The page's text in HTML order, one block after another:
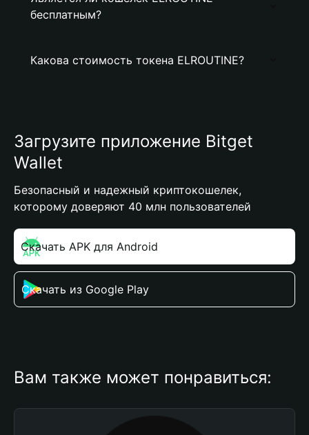
бесплатным?
Какова стоимость токена ELROUTINE?
Загрузите приложение Bitget
Wallet
Безопасный и надежный криптокошелек,
которому доверяют 40 млн пользователей
Скачать APK для Android
Скачать из Google Play
Вам также может понравиться: